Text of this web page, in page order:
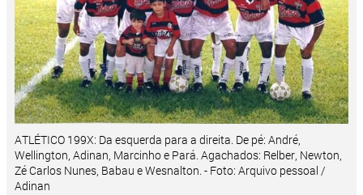
ATLÉTICO 199X: Da esquerda para a direita. De pé: André,
Wellington, Adinan, Marcinho e Pará. Agachados: Relber, Newton,
Zé Carlos Nunes, Babau e Wesnalton. - Foto: Arquivo pessoal /
Adinan